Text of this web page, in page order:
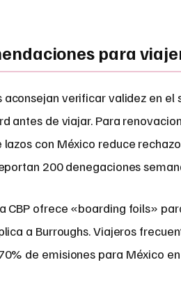
para
aconsejan verificar validez en
antes de viajar. Para
lazos con México reduce
200 denegaciones
CBP ofrece «boarding foils»
a Burroughs. Viajeros
de emisiones para México